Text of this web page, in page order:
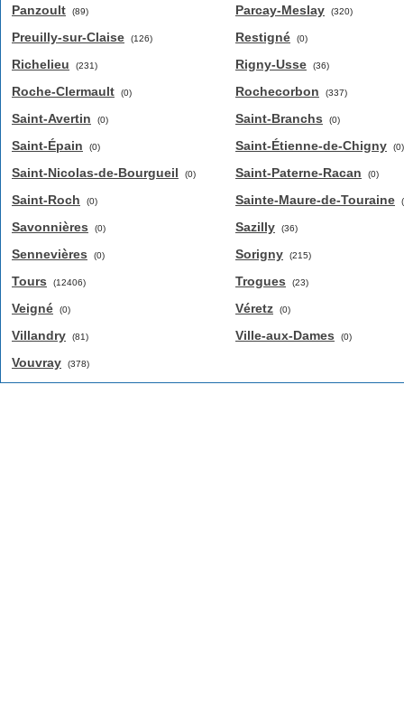
Panzoult (89)
Preuilly-sur-Claise (126)
Richelieu (231)
Roche-Clermault (0)
Saint-Avertin (0)
Saint-Épain (0)
Saint-Nicolas-de-Bourgueil (0)
Saint-Roch (0)
Savonnières (0)
Sennevières (0)
Tours (12406)
Veigné (0)
Villandry (81)
Vouvray (378)
Parcay-Meslay (320)
Restigné (0)
Rigny-Usse (36)
Rochecorbon (337)
Saint-Branchs (0)
Saint-Étienne-de-Chigny (0)
Saint-Paterne-Racan (0)
Sainte-Maure-de-Touraine
Sazilly (36)
Sorigny (215)
Trogues (23)
Véretz (0)
Ville-aux-Dames (0)